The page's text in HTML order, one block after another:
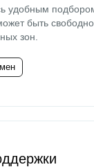
удобным
быть
зон.